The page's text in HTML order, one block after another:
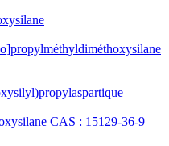
CAS : 15129-36-9